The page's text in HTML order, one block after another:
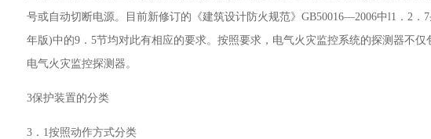
号或自动切断电源。目前新修订的《建筑设计防火规范》GB50016—2006中l1．2．
年版)中的9．5节均对此有相应的要求。按照要求，电气火灾监控系统的探测器不
电气火灾监控探测器。
3保护装置的分类
3．1按照动作方式分类